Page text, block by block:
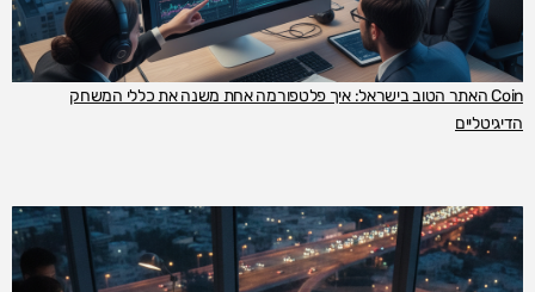
Coin האתר הטוב בישראל: איך פלטפורמה אחת משנה את כללי המשחק
הדיגיטליים